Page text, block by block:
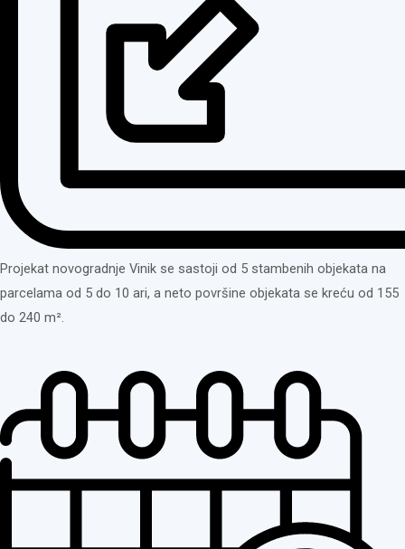
Projekat novogradnje Vinik se sastoji od 5 stambenih objekata na
parcelama od 5 do 10 ari, a neto površine objekata se kreću od 155
do 240 m².